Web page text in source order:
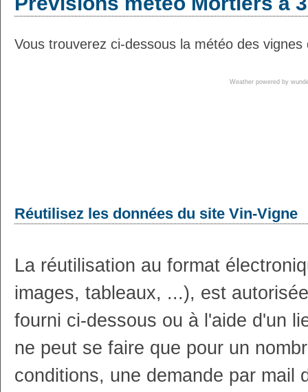
Vous trouverez ci-dessous la météo des
Weather powered by
Réutilisez les données du site Vin-Vigne
La réutilisation au format
images, tableaux, ...), est
fourni ci-dessous ou à l'aide d'un
ne peut se faire que pour un
conditions, une demande par mail